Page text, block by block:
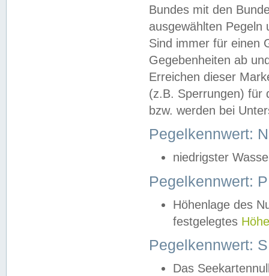
Bundes mit den
ausgewählten
Sind immer für einen
Gegebenheiten ab
Erreichen dieser
(z.B. Sperrungen) für
bzw. werden bei
Pegelkennwert:
niedrigster
Pegelkennwert:
Höhenlage des
festgelegtes
Pegelkennwert:
Das